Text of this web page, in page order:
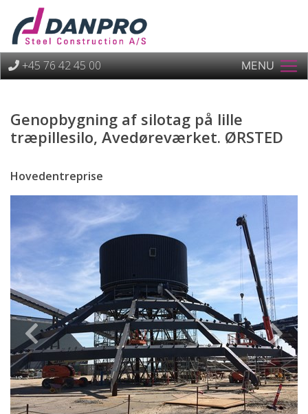
+45 76 42 45 00 MENU
Genopbygning af silotag på lille
træpillesilo, Avedøreværket. ØRSTED
Hovedentreprise
Previous Next